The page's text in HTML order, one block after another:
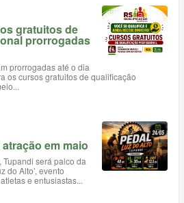
gratuitos de
prorrogadas
prorrogadas até o dia
os cursos gratuitos de qualificação
atração em maio
será palco da
do Alto’, evento
e entusiastas...